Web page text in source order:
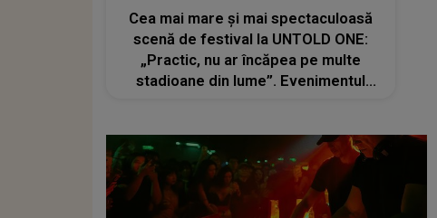
Cea mai mare și mai spectaculoasă
scenă de festival la UNTOLD ONE:
„Practic, nu ar încăpea pe multe
stadioane din lume”. Evenimentul